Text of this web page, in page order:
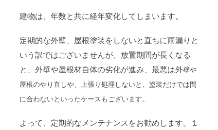
建物は、年数と共に経年変化してしまいます。
定期的な外壁、屋根塗装をしないと直ちに雨漏りと
いう訳ではございませんが、放置期間が長くなる
と、外壁や屋根材自体の劣化が進み、最悪は外壁や
屋根のやり直しや、上張り処理しないと、塗装だけでは間
に合わないといったケースもございます。
よって、定期的なメンテナンスをお勧めします。１